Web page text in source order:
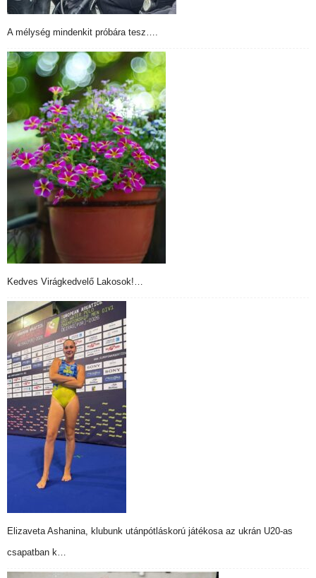
A mélység mindenkit próbára tesz….
Kedves Virágkedvelő Lakosok!…
Elizaveta Ashanina, klubunk utánpótláskorú játékosa az ukrán U20-as
csapatban k…